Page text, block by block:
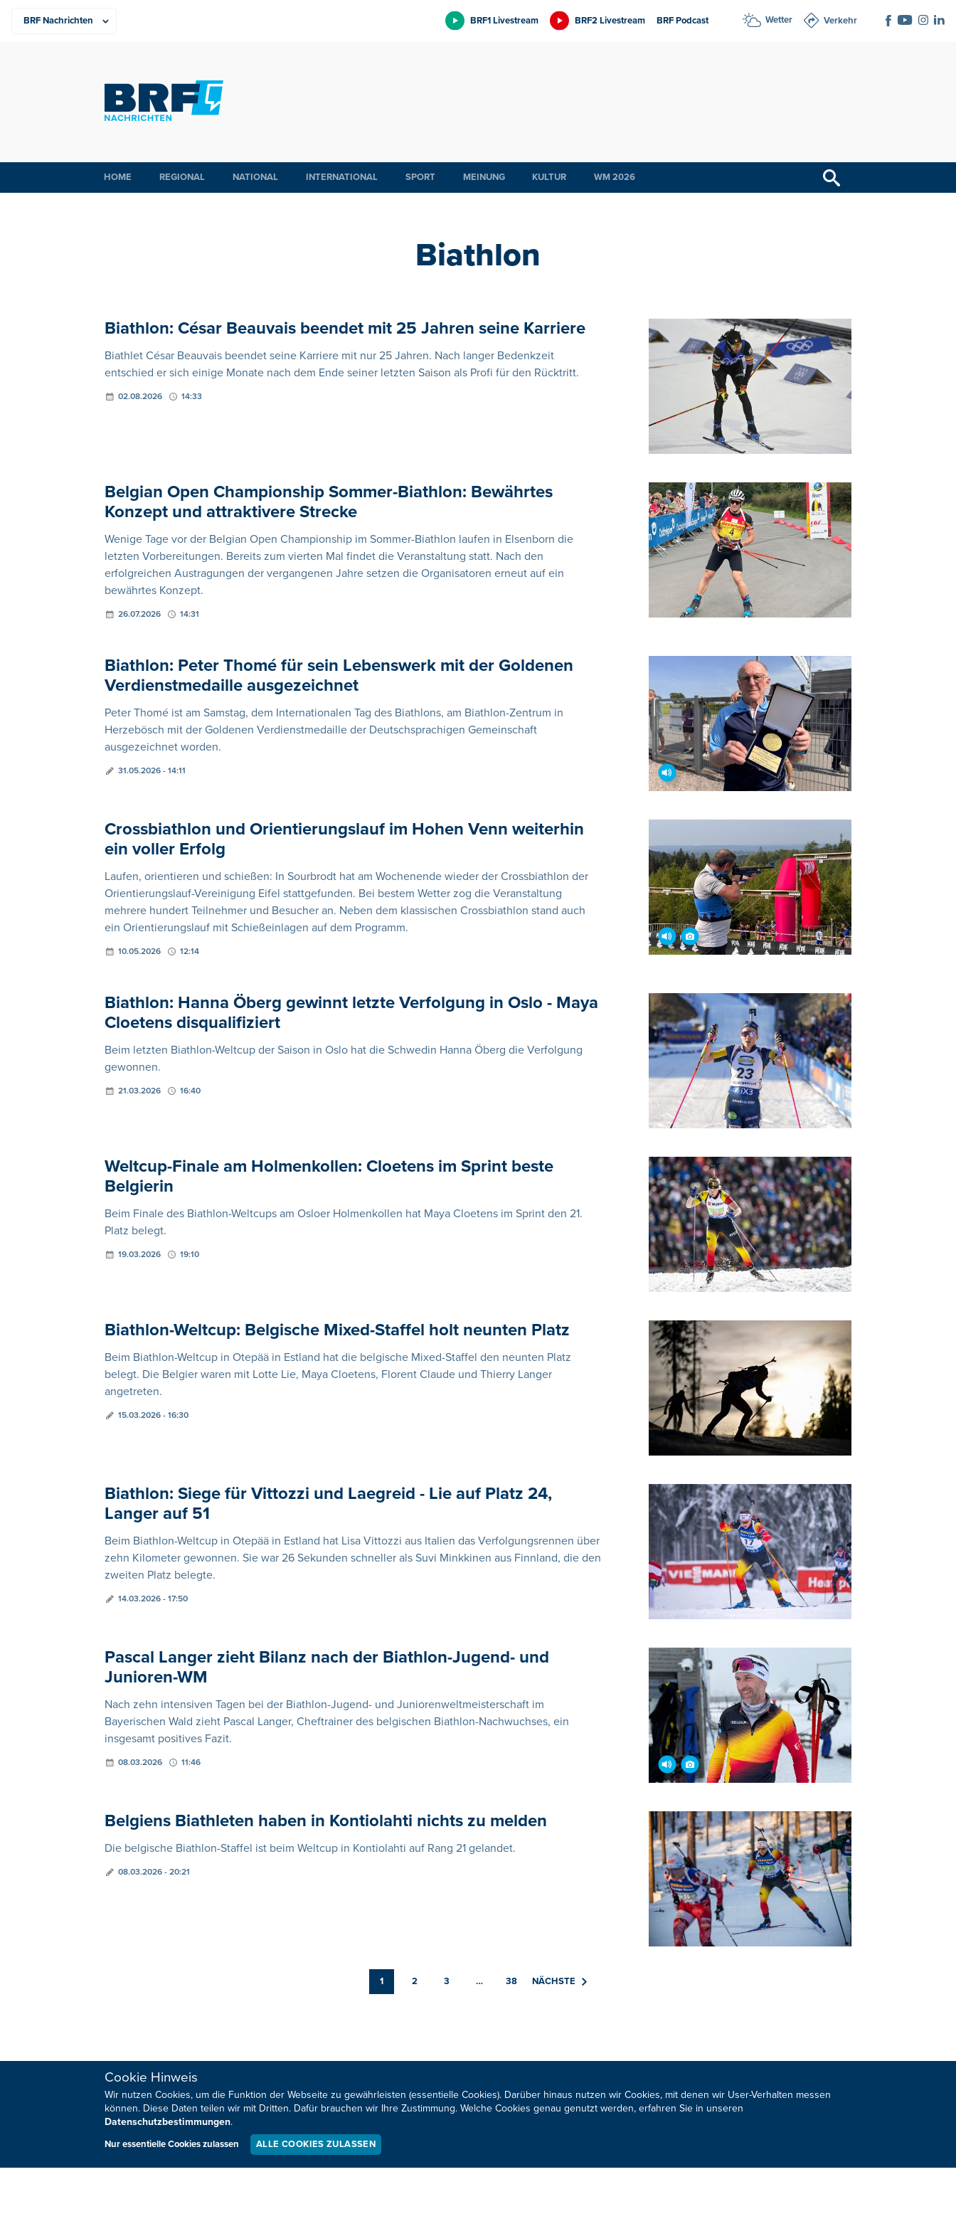
BRF1 Livestream BRF2 Livestream BRF Podcast Wetter Verkehr
HOME REGIONAL NATIONAL INTERNATIONAL SPORT MEINUNG KULTUR WM 2026
Biathlon
Biathlon: César Beauvais beendet mit 25 Jahren seine Karriere
Biathlet César Beauvais beendet seine Karriere mit nur 25 Jahren. Nach langer Bedenkzeit
entschied er sich einige Monate nach dem Ende seiner letzten Saison als Profi für den Rücktritt.
02.08.2026 14:33
Belgian Open Championship Sommer-Biathlon: Bewährtes
Konzept und attraktivere Strecke
Wenige Tage vor der Belgian Open Championship im Sommer-Biathlon laufen in Elsenborn die
letzten Vorbereitungen. Bereits zum vierten Mal findet die Veranstaltung statt. Nach den
erfolgreichen Austragungen der vergangenen Jahre setzen die Organisatoren erneut auf ein
bewährtes Konzept.
26.07.2026 14:31
Biathlon: Peter Thomé für sein Lebenswerk mit der Goldenen
Verdienstmedaille ausgezeichnet
Peter Thomé ist am Samstag, dem Internationalen Tag des Biathlons, am Biathlon-Zentrum in
Herzebösch mit der Goldenen Verdienstmedaille der Deutschsprachigen Gemeinschaft
ausgezeichnet worden.
31.05.2026 - 14:11
Crossbiathlon und Orientierungslauf im Hohen Venn weiterhin
ein voller Erfolg
Laufen, orientieren und schießen: In Sourbrodt hat am Wochenende wieder der Crossbiathlon der
Orientierungslauf-Vereinigung Eifel stattgefunden. Bei bestem Wetter zog die Veranstaltung
mehrere hundert Teilnehmer und Besucher an. Neben dem klassischen Crossbiathlon stand auch
ein Orientierungslauf mit Schießeinlagen auf dem Programm.
10.05.2026 12:14
Biathlon: Hanna Öberg gewinnt letzte Verfolgung in Oslo - Maya
Cloetens disqualifiziert
Beim letzten Biathlon-Weltcup der Saison in Oslo hat die Schwedin Hanna Öberg die Verfolgung
gewonnen.
21.03.2026 16:40
Weltcup-Finale am Holmenkollen: Cloetens im Sprint beste
Belgierin
Beim Finale des Biathlon-Weltcups am Osloer Holmenkollen hat Maya Cloetens im Sprint den 21.
Platz belegt.
19.03.2026 19:10
Biathlon-Weltcup: Belgische Mixed-Staffel holt neunten Platz
Beim Biathlon-Weltcup in Otepää in Estland hat die belgische Mixed-Staffel den neunten Platz
belegt. Die Belgier waren mit Lotte Lie, Maya Cloetens, Florent Claude und Thierry Langer
angetreten.
15.03.2026 - 16:30
Biathlon: Siege für Vittozzi und Laegreid - Lie auf Platz 24,
Langer auf 51
Beim Biathlon-Weltcup in Otepää in Estland hat Lisa Vittozzi aus Italien das Verfolgungsrennen über
zehn Kilometer gewonnen. Sie war 26 Sekunden schneller als Suvi Minkkinen aus Finnland, die den
zweiten Platz belegte.
14.03.2026 - 17:50
Pascal Langer zieht Bilanz nach der Biathlon-Jugend- und
Junioren-WM
Nach zehn intensiven Tagen bei der Biathlon-Jugend- und Juniorenweltmeisterschaft im
Bayerischen Wald zieht Pascal Langer, Cheftrainer des belgischen Biathlon-Nachwuchses, ein
insgesamt positives Fazit.
08.03.2026 11:46
Belgiens Biathleten haben in Kontiolahti nichts zu melden
Die belgische Biathlon-Staffel ist beim Weltcup in Kontiolahti auf Rang 21 gelandet.
08.03.2026 - 20:21
1 2 3 … 38 NÄCHSTE
HOME
REGIONAL
NATIONAL
SPORT
MEINUNG
KULTUR
WM 2026
Neuigkeiten zum BRF als Newsletter
Cookie Hinweis
Wir nutzen Cookies, um die Funktion der Webseite zu gewährleisten (essentielle Cookies). Darüber hinaus nutzen wir Cookies, mit denen wir User-Verhalten messen
können. Diese Daten teilen wir mit Dritten. Dafür brauchen wir Ihre Zustimmung. Welche Cookies genau genutzt werden, erfahren Sie in unseren
Datenschutzbestimmungen.
Nur essentielle Cookies zulassen ALLE COOKIES ZULASSEN